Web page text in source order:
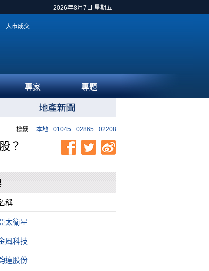
2026年8月7日 星期五
大市成交
專家 專題
標籤: 本地 01045 02865 02208
？
稱
太衛星
風科技
達股份